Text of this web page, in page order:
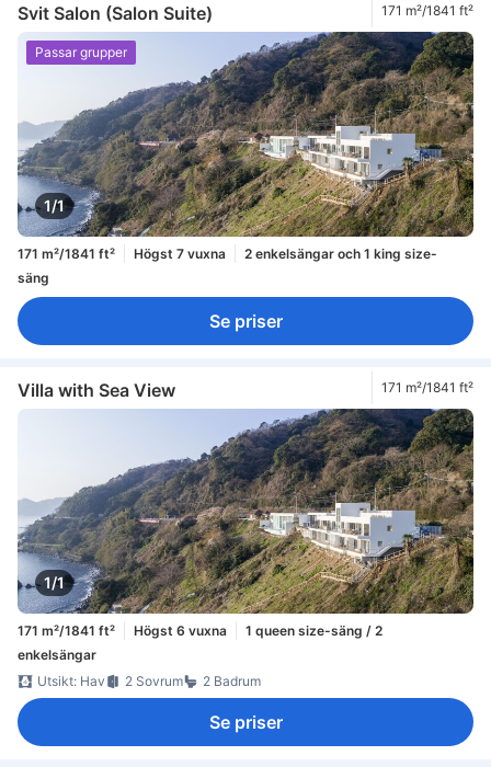
Svit Salon (Salon Suite) 171 m²/1841 ft²
1/1
Passar grupper
171 m²/1841 ft² Högst 7 vuxna
2 enkelsängar och 1 king size-
säng
Se priser
Villa with Sea View 171 m²/1841 ft²
1/1
171 m²/1841 ft² Högst 6 vuxna
1 queen size-säng / 2
enkelsängar
Utsikt: Hav
2 Sovrum 2 Badrum
Se priser